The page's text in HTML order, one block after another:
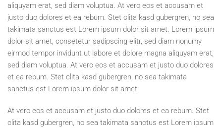
aliquyam erat, sed diam voluptua. At vero eos et accusam et
justo duo dolores et ea rebum. Stet clita kasd gubergren, no sea
takimata sanctus est Lorem ipsum dolor sit amet. Lorem ipsum
dolor sit amet, consetetur sadipscing elitr, sed diam nonumy
eirmod tempor invidunt ut labore et dolore magna aliquyam erat,
sed diam voluptua. At vero eos et accusam et justo duo dolores
et ea rebum. Stet clita kasd gubergren, no sea takimata
sanctus est Lorem ipsum dolor sit amet.
At vero eos et accusam et justo duo dolores et ea rebum. Stet
clita kasd gubergren, no sea takimata sanctus est Lorem ipsum